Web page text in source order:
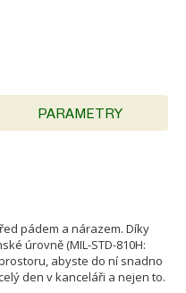
PARAMETRY
pádem a nárazem. Díky
úrovně (MIL-STD-810H:
abyste do ní snadno
den v kanceláři a nejen to.